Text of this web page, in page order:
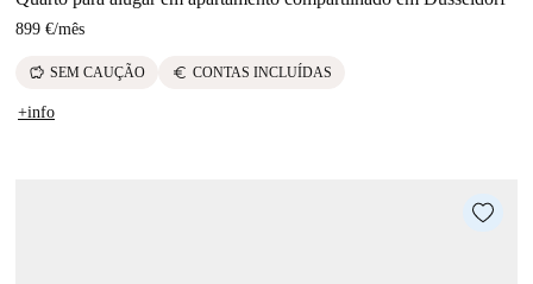
899 €/mês
savings SEM CAUÇÃO euro CONTAS INCLUÍDAS
+info